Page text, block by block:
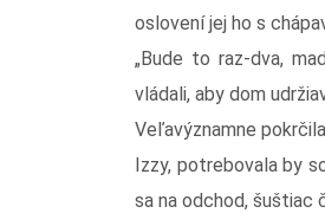
oslovení jej ho s
„Bude to raz-dva,
vládali, aby dom
Veľavýznamne
Izzy, potrebovala by
sa na odchod, šuštiac